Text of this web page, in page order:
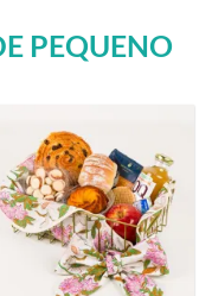
PEQUENO